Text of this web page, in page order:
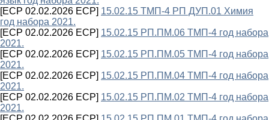
[ECP 02.02.2026 ECP] 15.02.15 ТМП-4 РП ДУП.01 Химия
год набора 2021.
[ECP 02.02.2026 ECP] 15.02.15 РП.ПМ.06 ТМП-4 год набора
2021.
[ECP 02.02.2026 ECP] 15.02.15 РП.ПМ.05 ТМП-4 год набора
2021.
[ECP 02.02.2026 ECP] 15.02.15 РП.ПМ.04 ТМП-4 год набора
2021.
[ECP 02.02.2026 ECP] 15.02.15 РП.ПМ.02 ТМП-4 год набора
2021.